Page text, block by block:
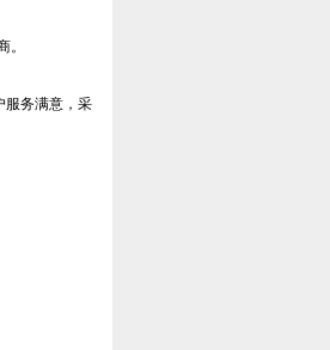
。
服务满意，采